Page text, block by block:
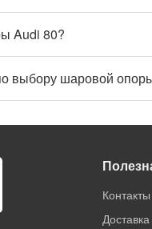
Audi 80?
выбору шаровой
Контакты